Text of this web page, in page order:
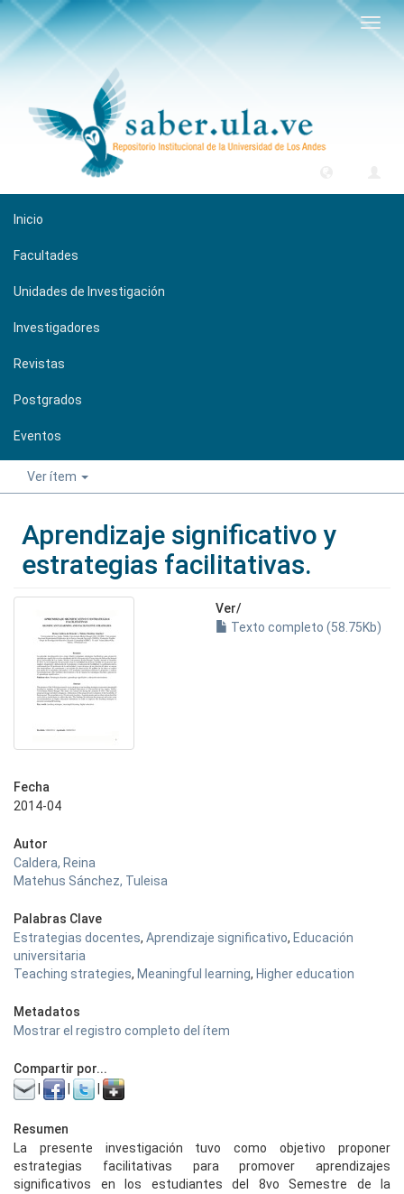
Inicio
Facultades
Unidades de Investigación
Investigadores
Revistas
Postgrados
Eventos
Ver ítem
Aprendizaje significativo y
estrategias facilitativas.
Ver/
Texto completo (58.75Kb)
Fecha
2014-04
Autor
Caldera, Reina
Matehus Sánchez, Tuleisa
Palabras Clave
Estrategias docentes, Aprendizaje significativo, Educación
universitaria
Teaching strategies, Meaningful learning, Higher education
Metadatos
Mostrar el registro completo del ítem
Compartir por...
Resumen
La presente investigación tuvo como objetivo proponer
estrategias facilitativas para promover aprendizajes
significativos en los estudiantes del 8vo Semestre de la